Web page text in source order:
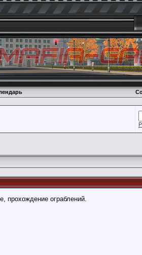
прохождение ограблений.